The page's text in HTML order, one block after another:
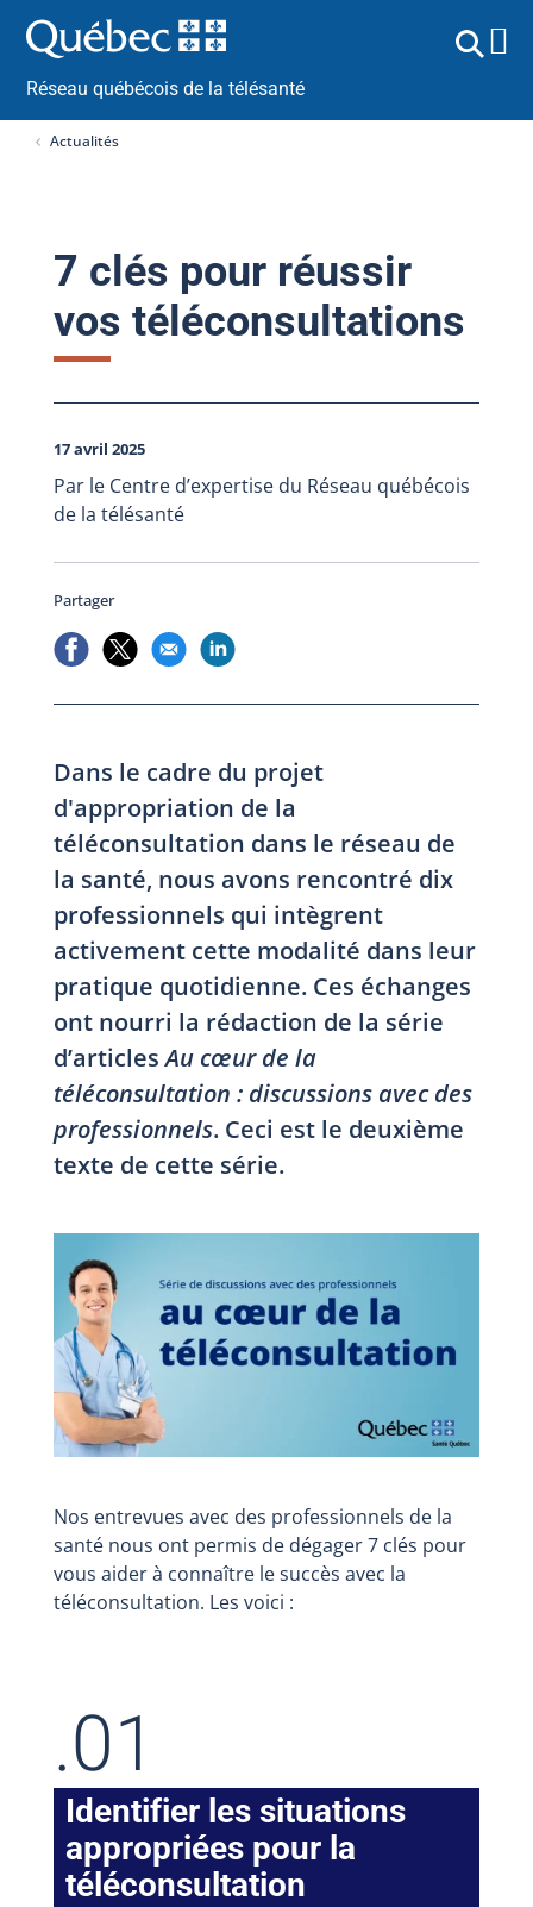
Réseau québécois de la télésanté
Actualités
7 clés pour réussir
vos téléconsultations
17 avril 2025
Par le Centre d’expertise du Réseau québécois
de la télésanté
Partager
Dans le cadre du projet
d'appropriation de la
téléconsultation dans le réseau de
la santé, nous avons rencontré dix
professionnels qui intègrent
activement cette modalité dans leur
pratique quotidienne. Ces échanges
ont nourri la rédaction de la série
d’articlesAu cœur de la
téléconsultation : discussions avec des
professionnels. Ceci est le deuxième
texte de cette série.
Nos entrevues avec des professionnels de la
santé nous ont permis de dégager 7 clés pour
vous aider à connaître le succès avec la
téléconsultation. Les voici :
.01
Identifier les situations
appropriées pour la
téléconsultation